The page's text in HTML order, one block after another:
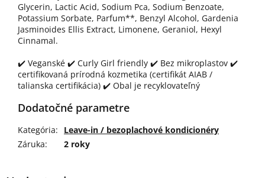
Glycerin, Lactic Acid, Sodium Pca, Sodium Benzoate,
Potassium Sorbate, Parfum**, Benzyl Alcohol, Gardenia
Jasminoides Ellis Extract, Limonene, Geraniol, Hexyl
Cinnamal.
✔️ Veganské ✔️ Curly Girl friendly ✔️ Bez mikroplastov ✔️
certifikovaná prírodná kozmetika (certifikát AIAB /
talianska certifikácia) ✔️ Obal je recyklovateľný
Dodatočné parametre
Kategória:
Leave-in / bezoplachové kondicionéry
Záruka: 2 roky